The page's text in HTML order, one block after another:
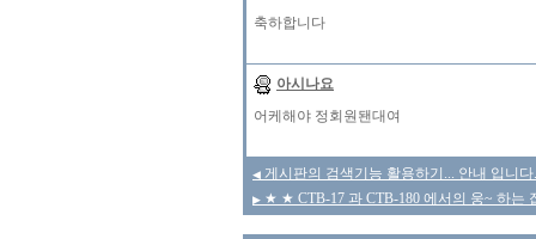
축하합니다
아시나요
어케해야 정회원됀대여
◀ 게시판의 검색기능 활용하기... 안내 입니
▶ ★ ★ CTB-17 과 CTB-180 에서의 웅~ 하